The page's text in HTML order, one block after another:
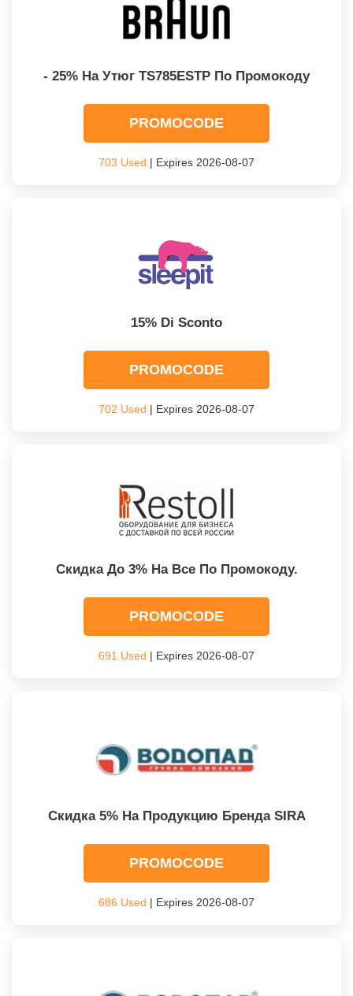
- 25% На Утюг TS785ESTP По Промокоду
PROMOCODE
703 Used | Expires 2026-08-07
15% Di Sconto
PROMOCODE
702 Used | Expires 2026-08-07
Скидка До 3% На Все По Промокоду.
PROMOCODE
691 Used | Expires 2026-08-07
Скидка 5% На Продукцию Бренда SIRA
PROMOCODE
686 Used | Expires 2026-08-07